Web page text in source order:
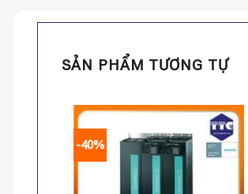
SẢN PHẨM TƯƠNG TỰ
-40%